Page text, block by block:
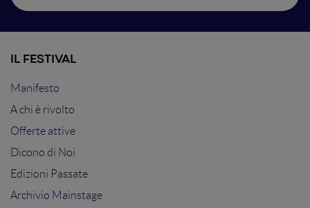
IL FESTIVAL
Manifesto
A chi è rivolto
Offerte attive
Dicono di Noi
Edizioni Passate
Archivio Mainstage